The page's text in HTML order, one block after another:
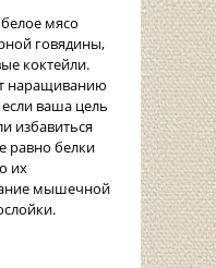
мясо
говядины,
коктейли.
наращиванию
ваша цель
избавиться
равно белки
их
мышечной